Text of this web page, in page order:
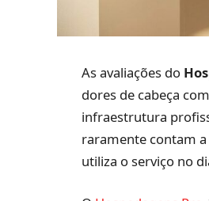
As avaliações do
dores de cabeça
infraestrutura
raramente contam
utiliza o serviço no